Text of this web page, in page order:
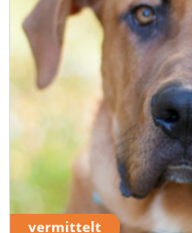
vermittelt